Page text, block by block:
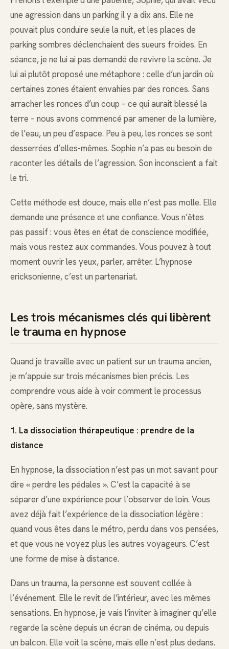
une agression dans un parking il y a dix ans. Elle ne
pouvait plus conduire seule la nuit, et les places de
parking sombres déclenchaient des sueurs froides. En
séance, je ne lui ai pas demandé de revivre la scène. Je
lui ai plutôt proposé une métaphore : celle d’un jardin où
certaines zones étaient envahies par des ronces. Sans
arracher les ronces d’un coup – ce qui aurait blessé la
terre – nous avons commencé par amener de la lumière,
de l’eau, un peu d’espace. Peu à peu, les ronces se sont
desserrées d’elles-mêmes. Sophie n’a pas eu besoin de
raconter les détails de l’agression. Son inconscient a fait
le tri.
Cette méthode est douce, mais elle n’est pas molle. Elle
demande une présence et une confiance. Vous n’êtes
pas passif : vous êtes en état de conscience modifiée,
mais vous restez aux commandes. Vous pouvez à tout
moment ouvrir les yeux, parler, arrêter. L’hypnose
ericksonienne, c’est un partenariat.
Les trois mécanismes clés qui libèrent
le trauma en hypnose
Quand je travaille avec un patient sur un trauma ancien,
je m’appuie sur trois mécanismes bien précis. Les
comprendre vous aide à voir comment le processus
opère, sans mystère.
1. La dissociation thérapeutique : prendre de la
distance
En hypnose, la dissociation n’est pas un mot savant pour
dire « perdre les pédales ». C’est la capacité à se
séparer d’une expérience pour l’observer de loin. Vous
avez déjà fait l’expérience de la dissociation légère :
quand vous êtes dans le métro, perdu dans vos pensées,
et que vous ne voyez plus les autres voyageurs. C’est
une forme de mise à distance.
Dans un trauma, la personne est souvent collée à
l’événement. Elle le revit de l’intérieur, avec les mêmes
sensations. En hypnose, je vais l’inviter à imaginer qu’elle
regarde la scène depuis un écran de cinéma, ou depuis
un balcon. Elle voit la scène, mais elle n’est plus dedans.